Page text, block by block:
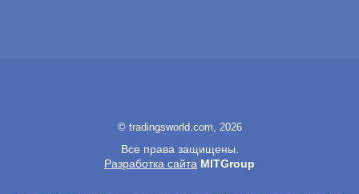
© tradingsworld.com, 2026
Все права защищены.
Разработка сайта MITGroup